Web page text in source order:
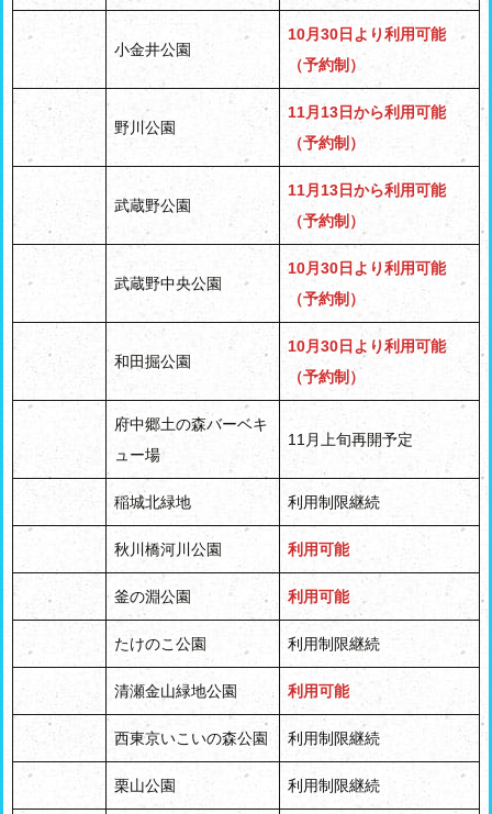
小金井公園
10月30日より利用可能
（予約制）
野川公園
11月13日から利用可能
（予約制）
武蔵野公園
11月13日から利用可能
（予約制）
武蔵野中央公園
10月30日より利用可能
（予約制）
和田掘公園
10月30日より利用可能
（予約制）
府中郷土の森バーベキ
ュー場
11月上旬再開予定
稲城北緑地 利用制限継続
秋川橋河川公園 利用可能
釜の淵公園 利用可能
たけのこ公園 利用制限継続
清瀬金山緑地公園 利用可能
西東京いこいの森公園 利用制限継続
栗山公園 利用制限継続